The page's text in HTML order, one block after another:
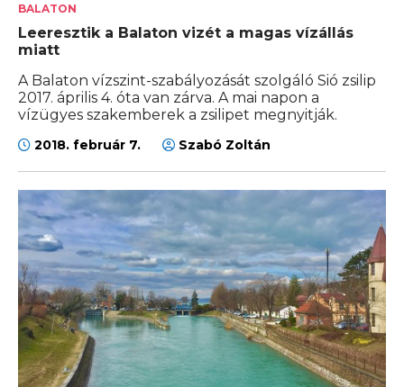
BALATON
Leeresztik a Balaton vizét a magas vízállás
miatt
A Balaton vízszint-szabályozását szolgáló Sió zsilip
2017. április 4. óta van zárva. A mai napon a
vízügyes szakemberek a zsilipet megnyitják.
2018. február 7. Szabó Zoltán